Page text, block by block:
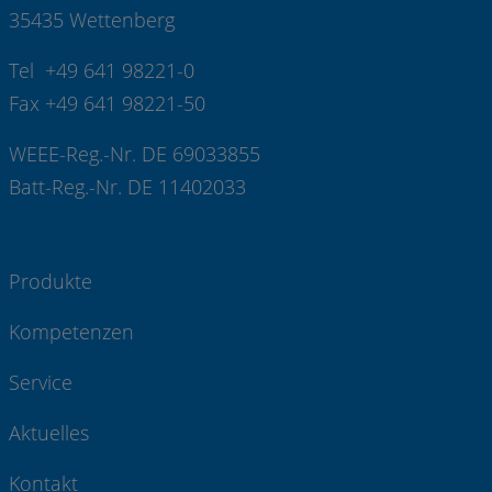
35435 Wettenberg
Tel +49 641 98221-0
Fax +49 641 98221-50
WEEE-Reg.-Nr. DE 69033855
Batt-Reg.-Nr. DE 11402033
Produkte
Kompetenzen
Service
Aktuelles
Kontakt